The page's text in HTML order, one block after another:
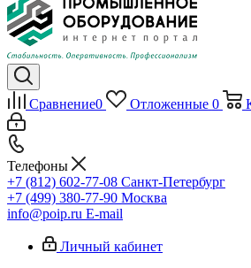
Сравнение0 Отложенные 0
Телефоны
+7 (812) 602-77-08 Санкт-Петербург
+7 (499) 380-77-90 Москва
info@poip.ru E-mail
Личный кабинет